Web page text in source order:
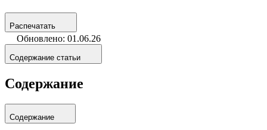
Распечатать
Обновлено: 01.06.26
Содержание статьи
Содержание
Содержание